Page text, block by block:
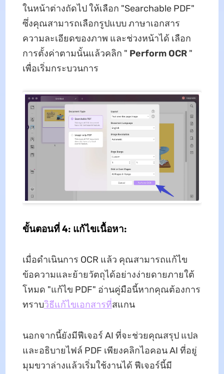
ในหน้าต่างถัดไป ให้เลือก "Searchable PDF"
ซึ่งคุณสามารถเลือกรูปแบบ ภาษาเอกสาร
ความละเอียดของภาพ และช่วงหน้าได้ เลือก
การตั้งค่าตามนั้นแล้วคลิก " Perform OCR"
เพื่อเริ่มกระบวนการ
ขั้นตอนที่ 4: แก้ไขเนื้อหา:
เมื่อดำเนินการ OCR แล้ว คุณสามารถแก้ไข
ข้อความและย้ายวัตถุได้อย่างง่ายดายภายใต้
โหมด "แก้ไข PDF" อ่านคู่มือนี้หากคุณต้องการ
ทราบวิธีแก้ไขเอกสารที่สแกน
นอกจากนี้ยังมีฟีเจอร์ AI ที่จะช่วยคุณสรุป แปล
และอธิบายไฟล์ PDF เพียงคลิกไอคอน AI ที่อยู่
มุมขวาล่างแล้วเริ่มใช้งานได้ ฟีเจอร์นี้มี